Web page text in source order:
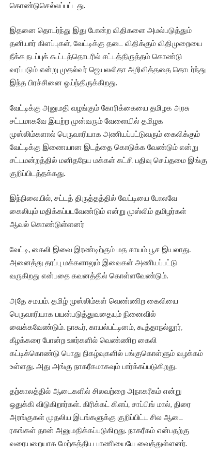
கொண்டுசெல்லப்பட்டது.
இதனை தொடர்ந்து இது போன்ற விதிகளை அமல்படுத்தும்
தனியார் கிளப்புகள், வேட்டிக்கு தடை விதிக்கும் விதிமுறையை
நீக்க நடப்புக் கூட்டத்தொடரில் சட்டத்திருத்தம் கொண்டு
வரப்படும் என்று முதல்வர் ஜெயலலிதா அறிவித்ததை தொடர்ந்து
இந்த பிரச்சினை ஓய்ந்திருக்கிறது.
வேட்டிக்கு அனுமதி வழங்கும் கோரிக்கையை தமிழக அரசு
சட்டமாகவே இயற்ற முன்வரும் வேளையில் தமிழக
முஸ்லிம்களால் பெருவாரியாக அணியப்பட்டுவரும் கைலிக்கும்
வேட்டிக்கு இணையான இடத்தை கொடுக்க வேண்டும் என்று
சட்டமன்றத்தில் மனிதநேய மக்கள் கட்சி பதிவு செய்தமை இங்கு
குறிப்பிடத்தக்கது.
இந்நிலையில், சட்டத் திருத்தத்தில் வேட்டியை போலவே
கைலியும் மதிக்கப்படவேண்டும் என்று முஸ்லிம் தமிழர்கள்
ஆவல் கொண்டுள்ளனர்
வேட்டி, கைலி இவை இரண்டிற்கும் மத சாயம் பூச இயலாது.
அனைத்து தரப்பு மக்களாலும் இவைகள் அணியப்பட்டு
வருகிறது என்பதை கவனத்தில் கொள்ளவேண்டும்.
அதே சமயம். தமிழ் முஸ்லிம்கள் வெண்ணிற கைலியை
பெருவாரியாக பயன்படுத்துவதையும் நினைவில்
வைக்கவேண்டும். நாகூர், காயல்பட்டினம், கூத்தாநல்லூர்,
கீழக்கரை போன்ற ஊர்களில் வெண்ணிற கைலி
கட்டிக்கொண்டு பொது நிகழ்வுகளில் பங்குகொள்ளும் வழக்கம்
உள்ளது. அது அங்கு நாகரீகமாகவும் பார்க்கப்படுகிறது.
தற்காலத்தில் ஆடைகளில் சிலவற்றை அநாகரீகம் என்று
ஒதுக்கி விடுகிறார்கள். கிரிக்கட் கிளப், சாப்பிங் மால், திரை
அரங்குகள் முதலிய இடங்களுக்கு குறிப்பிட்ட சில ஆடை
ரகங்கள் தான் அனுமதிக்கப்படுகிறது. நாகரீகம் என்பதற்கு
வரையறையாக மேற்கத்திய பாணியையே வைத்துள்ளனர்.